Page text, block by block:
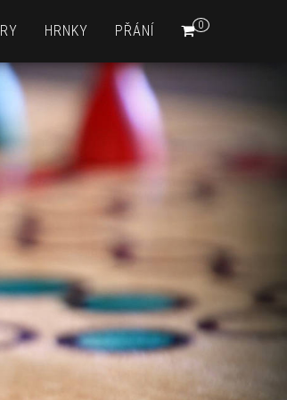
0
HRNKY PŘÁNÍ